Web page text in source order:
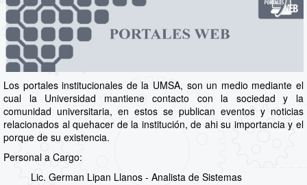
Los portales institucionales de la UMSA, son un medio mediante el
cual la Universidad mantiene contacto con la sociedad y la
comunidad universitaria, en estos se publican eventos y noticias
relacionados al quehacer de la institución, de ahi su importancia y el
porque de su existencia.
Personal a Cargo:
Lic. German Lipan Llanos - Analista de Sistemas